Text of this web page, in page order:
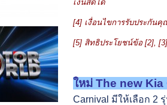
เงินสดได้
[4] เงื่อนไขการรับประกัน
[5] สิทธิประโยชน์ข้อ [2], [
ใหม่ The new
Carnival มีให้เลือก 2